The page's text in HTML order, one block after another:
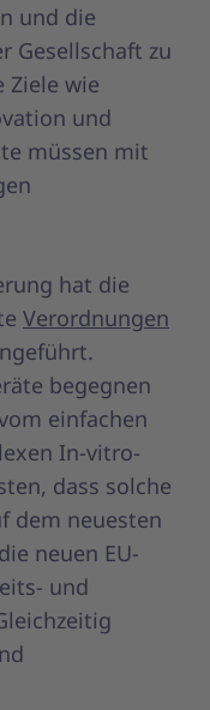
und die
Gesellschaft zu
Ziele wie
und
müssen mit
hat die
Verordnungen
begegnen
einfachen
In-vitro-
dass solche
dem neuesten
neuen EU-
und